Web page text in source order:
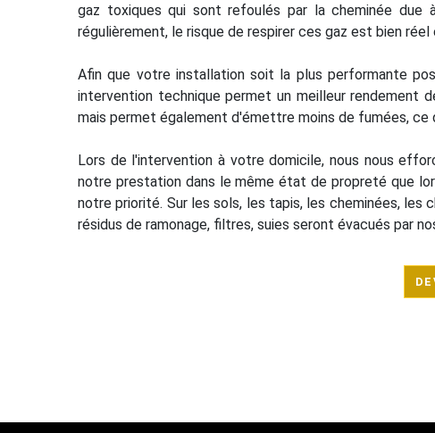
gaz toxiques qui sont refoulés par la cheminée due
régulièrement, le risque de respirer ces gaz est bien
Afin que votre installation soit la plus performante
intervention technique permet un meilleur rendement
mais permet également d'émettre moins de fumées,
Lors de l'intervention à votre domicile, nous nous
notre prestation dans le même état de propreté que
notre priorité. Sur les sols, les tapis, les cheminées,
résidus de ramonage, filtres, suies seront évacués par